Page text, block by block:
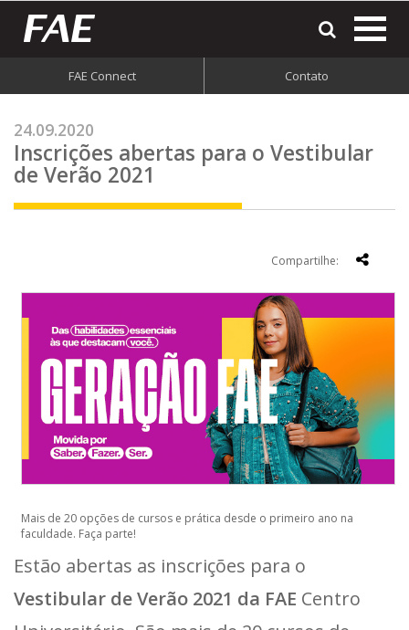
FAE Connect Contato
24.09.2020
Inscrições abertas para o Vestibular
de Verão 2021
Compartilhe:
Mais de 20 opções de cursos e prática desde o primeiro ano na
faculdade. Faça parte!
Estão abertas as inscrições para o
Vestibular de Verão 2021 da FAE Centro